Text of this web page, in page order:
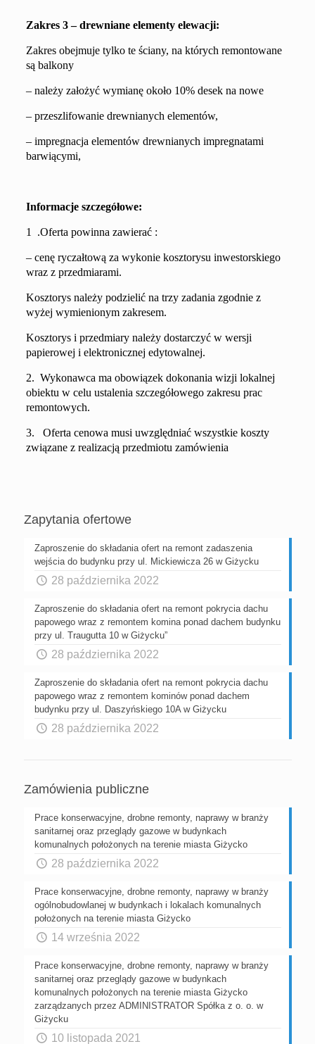
Zakres3–drewniane elementy elewacji:
Zakres obejmuje tylko te ściany, na których remontowane
są balkony
– należy założyć wymianę około 10% desek na nowe
– przeszlifowanie drewnianych elementów,
– impregnacjaelementów drewnianychimpregnatami
barwiącymi,
Informacje szczegółowe:
1 .Oferta powinna zawierać :
– cenęryczałtową za wykonie kosztorysu inwestorskiego
wraz z przedmiarami.
Kosztorys należy podzielić na trzy zadania zgodnie z
wyżej wymienionym zakresem.
Kosztorys i przedmiary należy dostarczyć w wersji
papierowej i elektronicznej edytowalnej.
2. Wykonawca ma obowiązek dokonania wizji lokalnej
obiektu w celu ustalenia szczegółowego zakresu prac
remontowych.
3. Oferta cenowa musi uwzględniać wszystkie koszty
związane z realizacją przedmiotu zamówienia
Zapytania ofertowe
Zaproszenie do składania ofert na remont zadaszenia
wejścia do budynku przy ul. Mickiewicza 26 w Giżycku
28 października 2022
Zaproszenie do składania ofert na remont pokrycia dachu
papowego wraz z remontem komina ponad dachem budynku
przy ul. Traugutta 10 w Giżycku”
28 października 2022
Zaproszenie do składania ofert na remont pokrycia dachu
papowego wraz z remontem kominów ponad dachem
budynku przy ul. Daszyńskiego 10A w Giżycku
28 października 2022
Zamówienia publiczne
Prace konserwacyjne, drobne remonty, naprawy w branży
sanitarnej oraz przeglądy gazowe w budynkach
komunalnych położonych na terenie miasta Giżycko
28 października 2022
Prace konserwacyjne, drobne remonty, naprawy w branży
ogólnobudowlanej w budynkach i lokalach komunalnych
położonych na terenie miasta Giżycko
14 września 2022
Prace konserwacyjne, drobne remonty, naprawy w branży
sanitarnej oraz przeglądy gazowe w budynkach
komunalnych położonych na terenie miasta Giżycko
zarządzanych przez ADMINISTRATOR Spółka z o. o. w
Giżycku
10 listopada 2021